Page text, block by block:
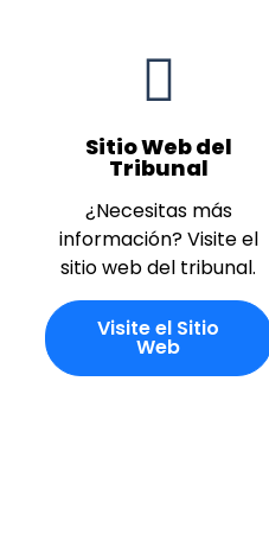
Sitio Web del
Tribunal
¿Necesitas más
información? Visite el
sitio web del tribunal.
Visite el Sitio
Web